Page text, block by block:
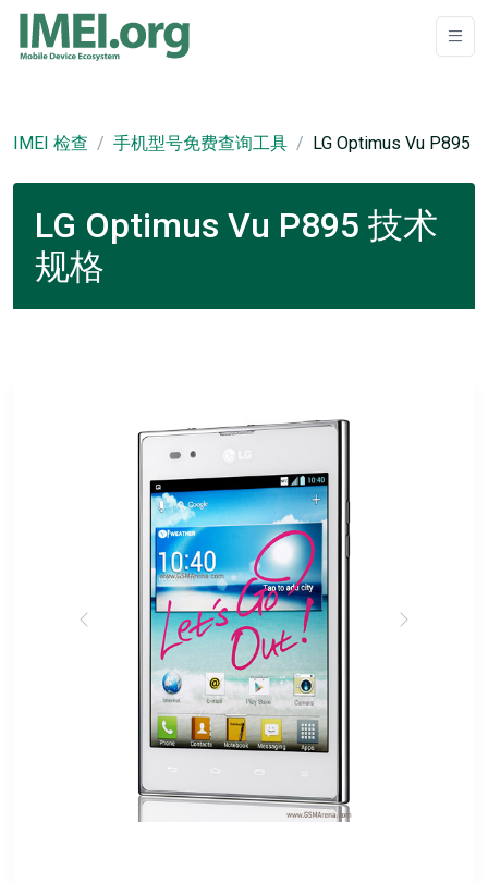
IMEI 检查 手机型号免费查询工具 LG Optimus Vu P895
LG Optimus Vu P895 技术
规格